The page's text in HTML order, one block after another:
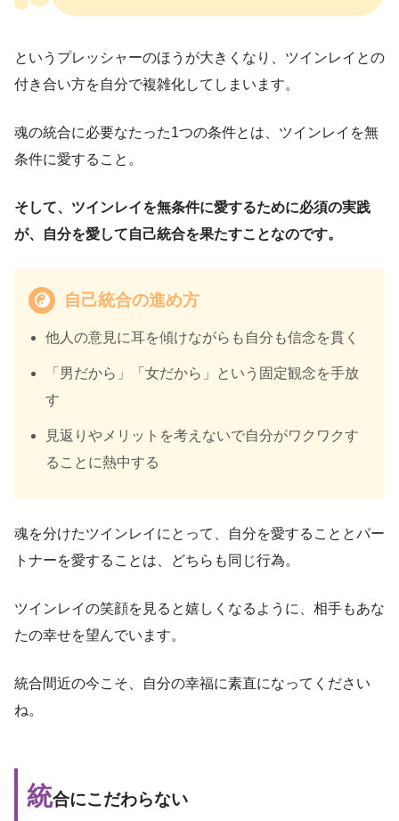
というプレッシャーのほうが大きくなり、ツインレイとの
付き合い方を自分で複雑化してしまいます。
魂の統合に必要なたった1つの条件とは、ツインレイを無
条件に愛すること。
そして、ツインレイを無条件に愛するために必須の実践
が、自分を愛して自己統合を果たすことなのです。
自己統合の進め方
他人の意見に耳を傾けながらも自分も信念を貫く
「男だから」「女だから」という固定観念を手放
す
見返りやメリットを考えないで自分がワクワクす
ることに熱中する
魂を分けたツインレイにとって、自分を愛することとパー
トナーを愛することは、どちらも同じ行為。
ツインレイの笑顔を見ると嬉しくなるように、相手もあな
たの幸せを望んでいます。
統合間近の今こそ、自分の幸福に素直になってください
ね。
統合にこだわらない